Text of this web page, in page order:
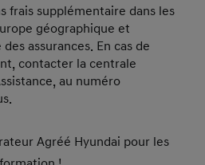
frais supplémentaire dans les
géographique et
assurances. En cas de
contacter la centrale
au numéro
Agréé Hyundai pour les